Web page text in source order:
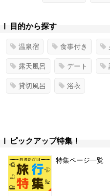
目的から探す
温泉宿 食事付き
露天風呂 デート
貸切風呂 浴衣
ピックアップ特集！
特集ページ一覧